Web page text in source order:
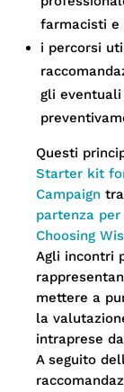
farmacisti e
i percorsi
gli
Questi
Starter kit
Campaign
partenza
Choosing
Agli incontri
mettere a
la
intraprese
A seguito